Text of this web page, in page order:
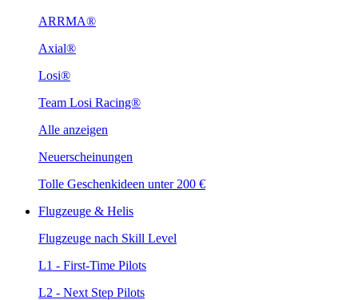
ARRMA®
Axial®
Losi®
Team Losi Racing®
Alle anzeigen
Neuerscheinungen
Tolle Geschenkideen unter 200 €
Flugzeuge & Helis
Flugzeuge nach Skill Level
L1 - First-Time Pilots
L2 - Next Step Pilots